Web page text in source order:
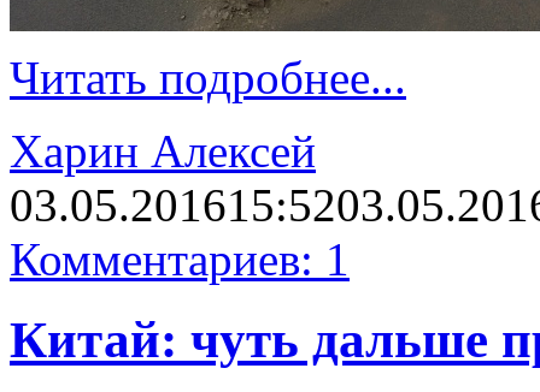
Читать подробнее...
Харин Алексей
03.05.201615:52
Комментариев: 1
Китай: чуть дальше